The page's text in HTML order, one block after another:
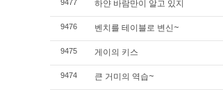
9477 하얀 바람만이 알고 있지
9476 벤치를 테이블로 변신~
9475 게이의 키스
9474 큰 거미의 역습~